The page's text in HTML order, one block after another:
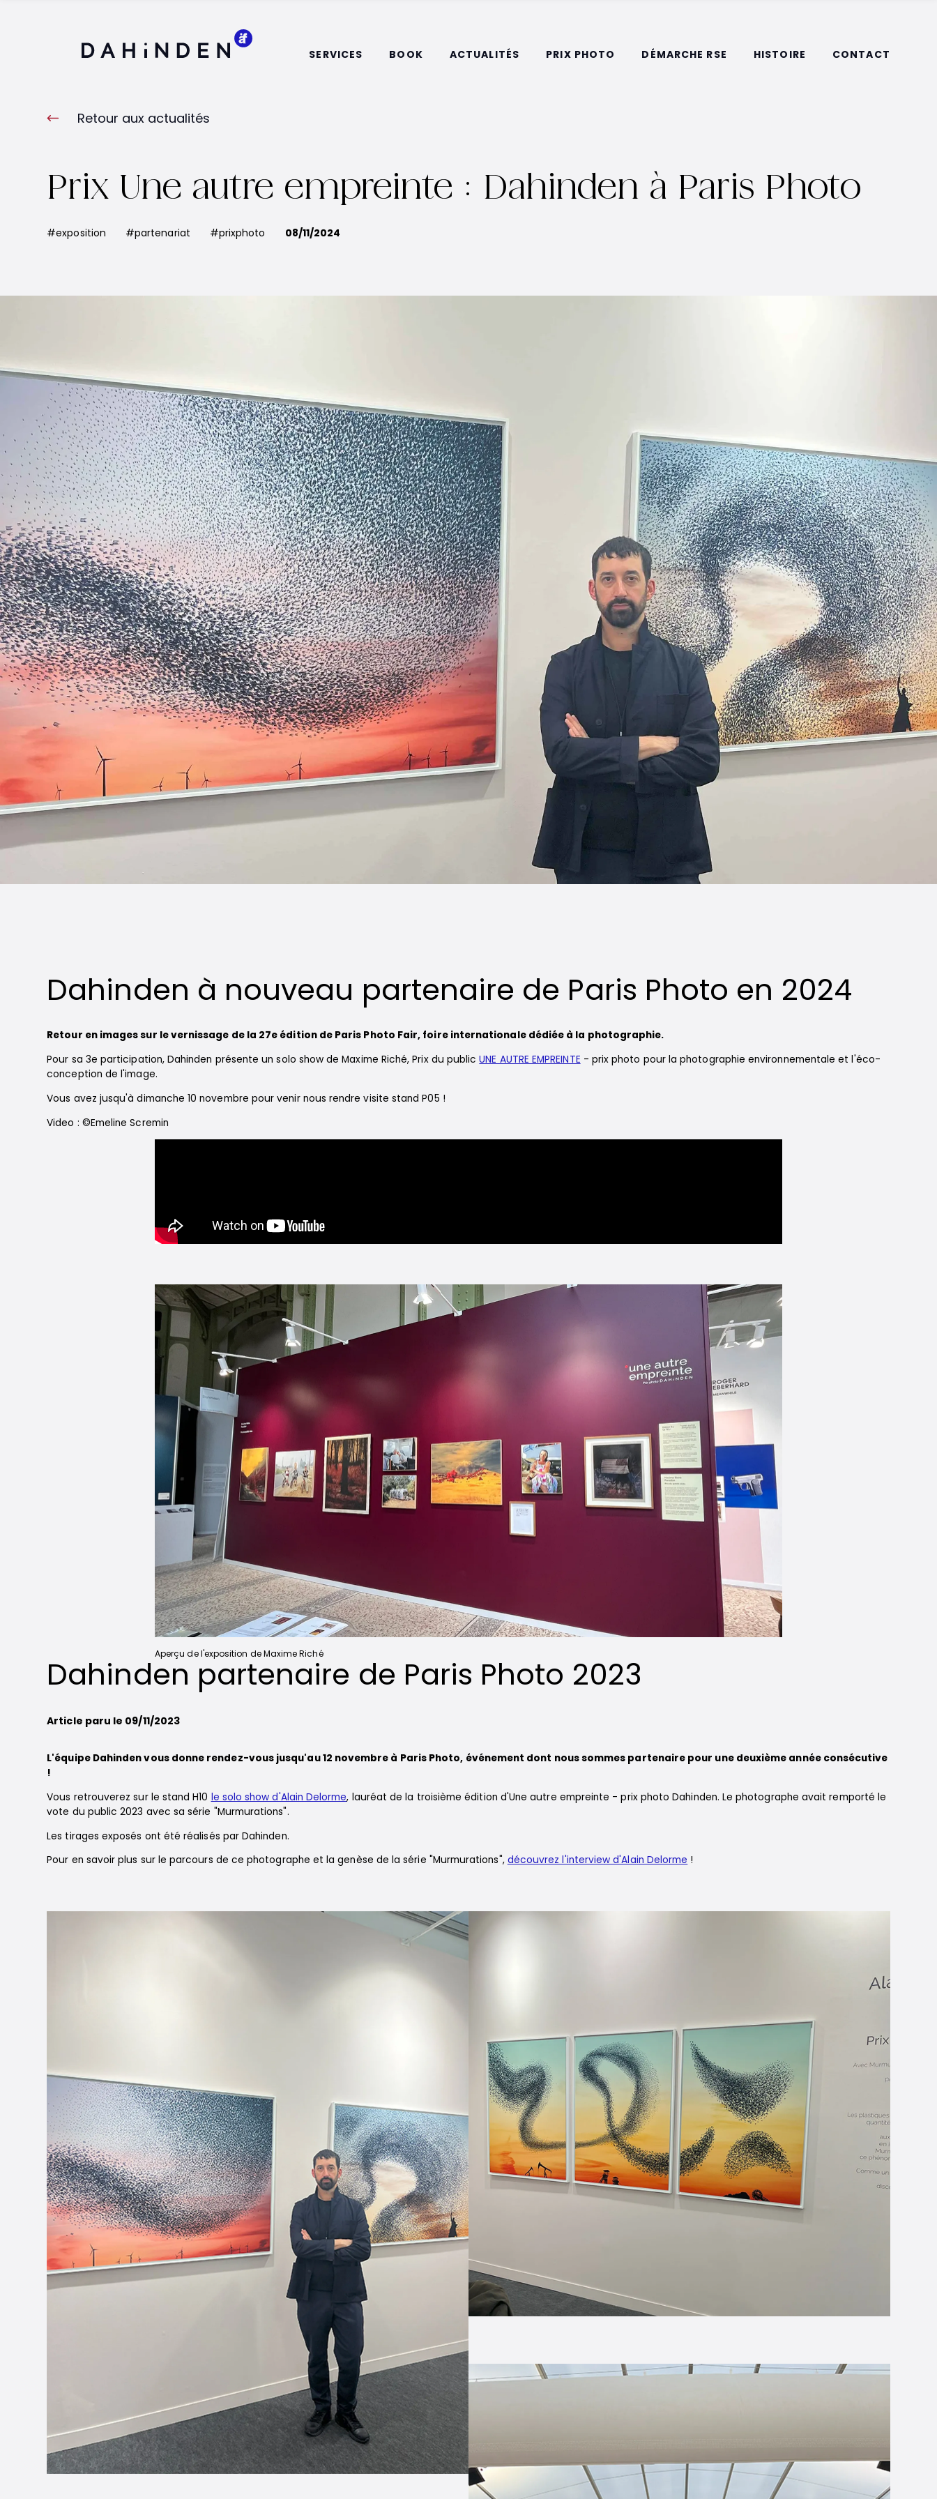
SERVICES BOOK ACTUALITÉS PRIX PHOTO DÉMARCHE RSE HISTOIRE CONTACT
Retour aux actualités
Prix Une autre empreinte : Dahinden à Paris Photo
#exposition #partenariat #prixphoto 08/11/2024
Dahinden à nouveau partenaire de Paris Photo en 2024
Retour en images sur le vernissage de la 27e édition de Paris Photo Fair, foire internationale dédiée à la photographie.
Pour sa 3e participation, Dahinden présente un solo show de Maxime Riché, Prix du publicUNE AUTRE EMPREINTE - prix photo pour la photographie environnementale et l'éco-
conception de l'image.
Vous avez jusqu'à dimanche 10 novembre pour venir nous rendre visite stand P05 !
Video : ©Emeline Scremin
Aperçu de l'exposition de Maxime Riché
Dahinden partenaire de Paris Photo 2023
Article paru le 09/11/2023
L'équipe Dahinden vous donne rendez-vous jusqu'au 12 novembre à Paris Photo, événement dont nous sommes partenaire pour une deuxième année consécutive
!
Vous retrouverez sur le stand H10 le solo show d'Alain Delorme, lauréat de la troisième édition d'Une autre empreinte - prix photo Dahinden. Le photographe avait remporté le
vote du public 2023 avec sa série "Murmurations".
Les tirages exposés ont été réalisés par Dahinden.
Pour en savoir plus sur le parcours de ce photographe et la genèse de la série "Murmurations", découvrez l'interview d'Alain Delorme !